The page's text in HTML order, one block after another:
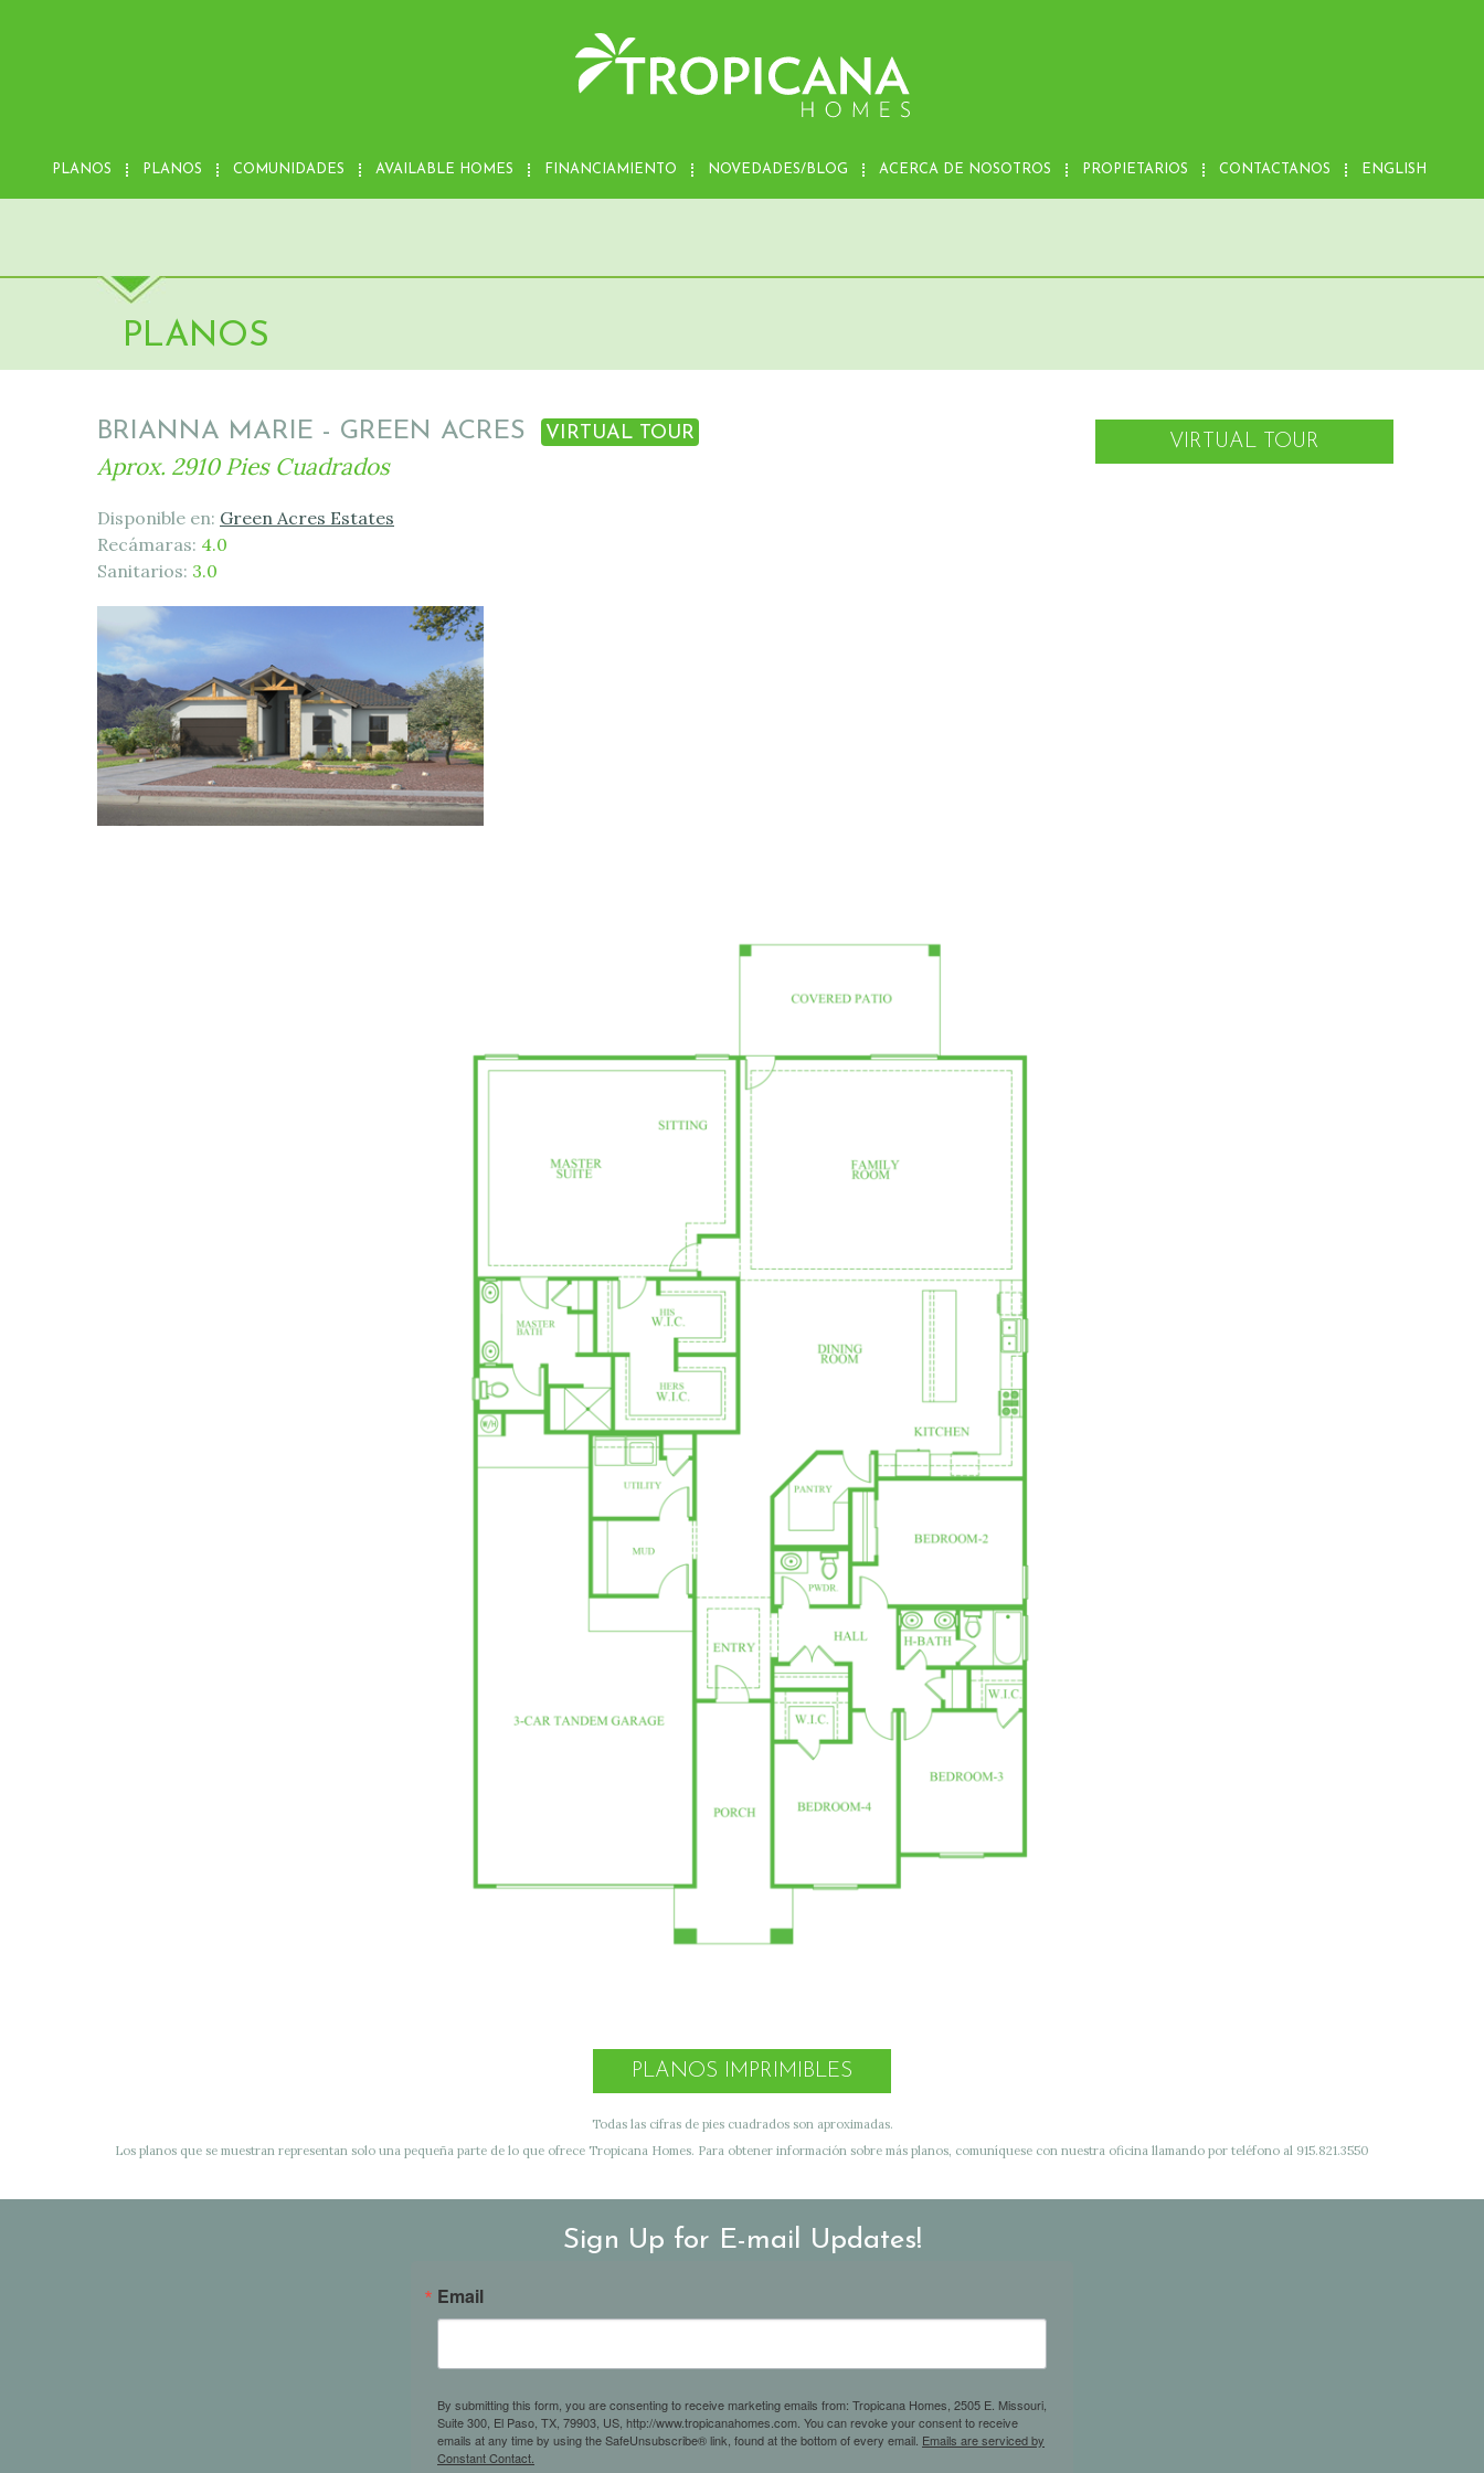
PLANOS PLANOS COMUNIDADES AVAILABLE HOMES FINANCIAMIENTO NOVEDADES/BLOG ACERCA DE NOSOTROS PROPIETARIOS CONTACTANOS ENGLISH
PLANOS
BRIANNA MARIE - GREEN ACRES VIRTUAL TOUR
Aprox. 2910 Pies Cuadrados
Disponible en: Green Acres Estates
Recámaras: 4.0
Sanitarios: 3.0
VIRTUAL TOUR
PLANOS IMPRIMIBLES
Todas las cifras de pies cuadrados son aproximadas.
Los planos que se muestran representan solo una pequeña parte de lo que ofrece Tropicana Homes. Para obtener información sobre más planos, comuníquese con nuestra oficina llamando por teléfono al 915.821.3550
Sign Up for E-mail Updates!
Email
By submitting this form, you are consenting to receive marketing emails from: Tropicana Homes, 2505 E. Missouri,
Suite 300, El Paso, TX, 79903, US, http://www.tropicanahomes.com. You can revoke your consent to receive
emails at any time by using the SafeUnsubscribe® link, found at the bottom of every email. Emails are serviced by
Constant Contact.